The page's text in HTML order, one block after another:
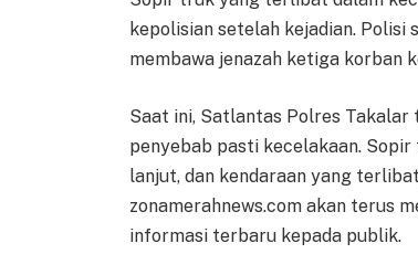
kepolisian setelah kejadian. Polisi
membawa jenazah ketiga korban
Saat ini, Satlantas Polres
penyebab pasti kecelakaan.
lanjut, dan kendaraan yang
zonamerahnews.com akan terus
informasi terbaru kepada publik.